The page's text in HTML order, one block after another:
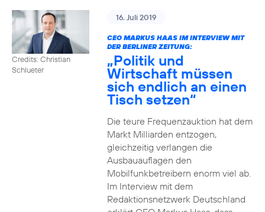
Credits: Christian
Schlueter
16. Juli 2019
CEO MARKUS HAAS IM INTERVIEW MIT
DER BERLINER ZEITUNG:
„Politik und
Wirtschaft müssen
sich endlich an einen
Tisch setzen“
Die teure Frequenzauktion hat dem
Markt Milliarden entzogen,
gleichzeitig verlangen die
Ausbauauflagen den
Mobilfunkbetreibern enorm viel ab.
Im Interview mit dem
Redaktionsnetzwerk Deutschland